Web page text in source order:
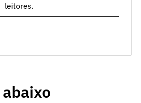
leitores.